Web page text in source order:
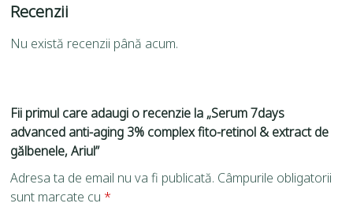
Recenzii
Nu există recenzii până acum.
Fii primul care adaugi o recenzie la „Serum 7days
advanced anti-aging 3% complex fito-retinol & extract de
gălbenele, Ariul”
Adresa ta de email nu va fi publicată. Câmpurile obligatorii
sunt marcate cu *